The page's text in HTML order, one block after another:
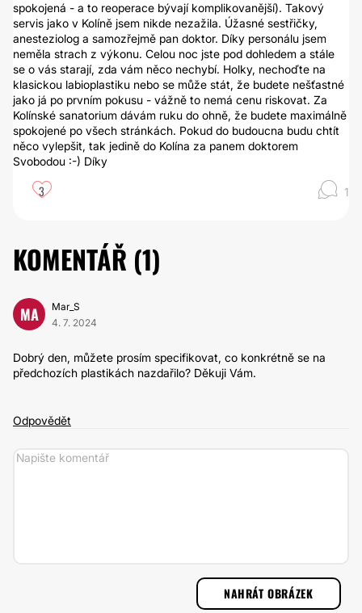
spokojená - a to reoperace bývají komplikovanější). Takový
servis jako v Kolíně jsem nikde nezažila. Úžasné sestřičky,
anesteziolog a samozřejmě pan doktor. Díky personálu jsem
neměla strach z výkonu. Celou noc jste pod dohledem a stále
se o vás starají, zda vám něco nechybí. Holky, nechoďte na
klasickou labioplastiku nebo se může stát, že budete nešťastné
jako já po prvním pokusu - vážně to nemá cenu riskovat. Za
Kolínské sanatorium dávám ruku do ohně, že budete maximálně
spokojené po všech stránkách. Pokud do budoucna budu chtít
něco vylepšit, tak jedině do Kolína za panem doktorem
Svobodou :-) Díky
3 1
KOMENTÁŘ (1)
MA
Mar_S
4. 7. 2024
Dobrý den, můžete prosím specifikovat, co konkrétně se na
předchozích plastikách nazdařilo? Děkuji Vám.
Odpovědět
NAHRÁT OBRÁZEK